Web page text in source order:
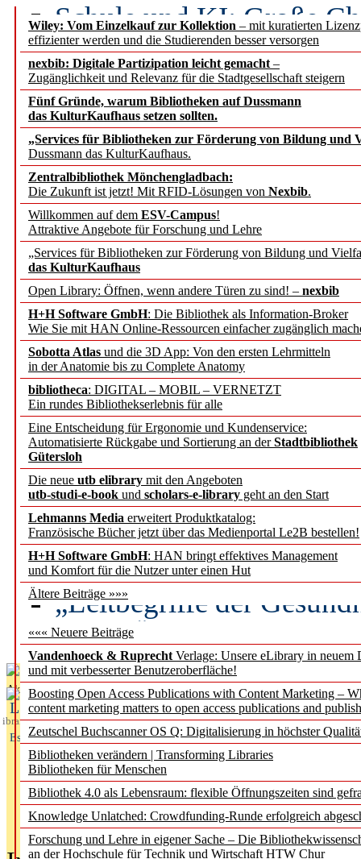
Wiley: Vom Einzelkauf zur Kollektion – mit kuratierten
effizienter werden und die Studierenden besser versorgen
nexbib: Digitale Partizipation leicht gemacht –
Zugänglichkeit und Relevanz für die Stadtgesellschaft steigern
Fünf Gründe, warum Bibliotheken auf Dussmann
das KulturKaufhaus setzen sollten.
„Services für Bibliotheken zur Förderung von Bildung und
Dussmann das KulturKaufhaus.
Zentralbibliothek Mönchengladbach:
Die Zukunft ist jetzt! Mit RFID-Lösungen von Nexbib.
Willkommen auf dem ESV-Campus!
Attraktive Angebote für Forschung und Lehre
„Services für Bibliotheken zur Förderung von Bildung und
das KulturKaufhaus
Open Library: Öffnen, wenn andere Türen zu sind! – nexbib
H+H Software GmbH: Die Bibliothek als Information-Broker
Wie Sie mit HAN Online-Ressourcen einfacher zugänglich
Sobotta Atlas und die 3D App: Von den ersten Lehrmitteln
in der Anatomie bis zu Complete Anatomy
bibliotheca: DIGITAL – MOBIL – VERNETZT
Ein rundes Bibliothekserlebnis für alle
Eine Entscheidung für Ergonomie und Kundenservice:
Automatisierte Rückgabe und Sortierung an derStadtbibliothek
Gütersloh
Die neue utb elibrary mit den Angeboten
utb-studi-e-book und scholars-e-library geht an den Start
Lehmanns Media erweitert Produktkatalog:
Französische Bücher jetzt über das Medienportal Le2B bestellen!
H+H Software GmbH: HAN bringt effektives Management
und Komfort für die Nutzer unter einen Hut
Ältere Beiträge »»»
««« Neuere Beiträge
Vandenhoeck & Ruprecht Verlage: Unsere eLibrary in neuem
und mit verbesserter Benutzeroberfläche!
Boosting Open Access Publications with Content Marketing –
content marketing matters to open access publications and
Zeutschel Buchscanner OS Q: Digitalisierung in höchster
Bibliotheken verändern | Transforming Libraries
Bibliotheken für Menschen
Bibliothek 4.0 als Lebensraum: flexible Öffnungszeiten sind
Knowledge Unlatched: Crowdfunding-Runde erfolgreich
Forschung und Lehre in eigener Sache – Die
an der Hochschule für Technik und Wirtschaft HTW Chur
Schule und KI: Große
Voraussetzungen
Erfolgreiches erstes
Segment Research –
angepasst
konstruktiv!
Mohr Siebeck
und die Zeitschrift für
Francke Attempto
EBSCO Information
Recherchefunktionen in
Sorbisches Institut neu
Geschichte und
Künstliche Intelligenz
besser zu verstehen
„Leitbegriffe der
des BIÖG erscheinen
Aktuelles aus
L
ibrary
Essentials